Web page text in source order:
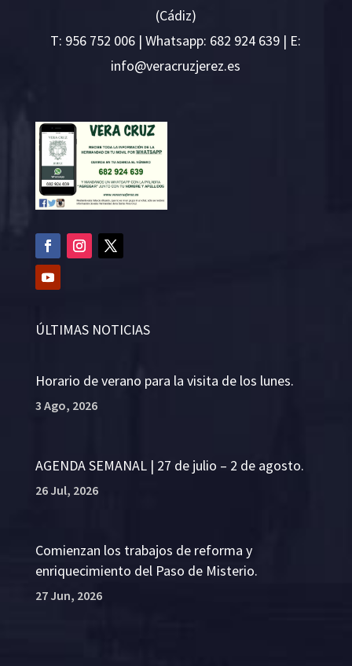
(Cádiz)
T: 956 752 006 | Whatsapp: 682 924 639 | E:
se.ze
rejzu
rcare
v@ofn
i
ÚLTIMAS NOTICIAS
Horario de verano para la visita de los lunes.
3 Ago, 2026
AGENDA SEMANAL | 27 de julio – 2 de agosto.
26 Jul, 2026
Comienzan los trabajos de reforma y
enriquecimiento del Paso de Misterio.
27 Jun, 2026